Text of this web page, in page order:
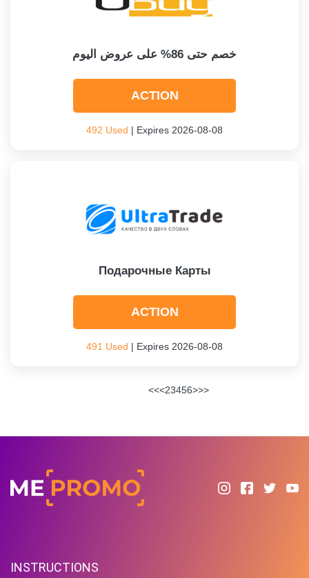
خصم حتى 86% على عروض اليوم
ACTION
492 Used | Expires 2026-08-08
Подарочные Карты
ACTION
491 Used | Expires 2026-08-08
<<<23456>>>
INSTRUCTIONS